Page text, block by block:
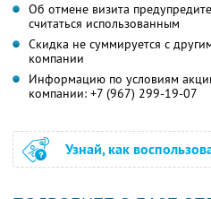
Об отмене визита
считаться использованным
Скидка не суммируется с
компании
Информацию по условиям
компании: +7 (967) 299-19-07
Узнай, как